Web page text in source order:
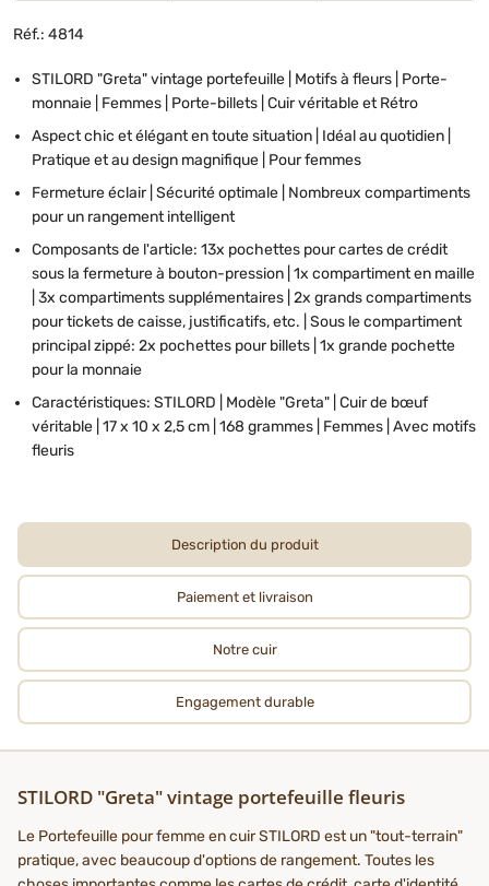
Réf.: 4814
STILORD "Greta" vintage portefeuille | Motifs à fleurs | Porte-
monnaie | Femmes | Porte-billets | Cuir véritable et Rétro
Aspect chic et élégant en toute situation | Idéal au quotidien |
Pratique et au design magnifique | Pour femmes
Fermeture éclair | Sécurité optimale | Nombreux compartiments
pour un rangement intelligent
Composants de l'article: 13x pochettes pour cartes de crédit
sous la fermeture à bouton-pression | 1x compartiment en maille
| 3x compartiments supplémentaires | 2x grands compartiments
pour tickets de caisse, justificatifs, etc. | Sous le compartiment
principal zippé: 2x pochettes pour billets | 1x grande pochette
pour la monnaie
Caractéristiques: STILORD | Modèle "Greta" | Cuir de bœuf
véritable | 17 x 10 x 2,5 cm | 168 grammes | Femmes | Avec motifs
fleuris
Description du produit
Paiement et livraison
Notre cuir
Engagement durable
STILORD "Greta" vintage portefeuille fleuris
Le Portefeuille pour femme en cuir STILORD est un "tout-terrain"
pratique, avec beaucoup d'options de rangement. Toutes les